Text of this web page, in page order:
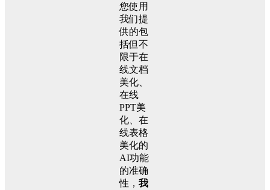
您使用
我们提
供的包
括但不
限于在
线文档
美化、
在线
PPT美
化、在
线表格
美化的
AI功能
的准确
性， 我